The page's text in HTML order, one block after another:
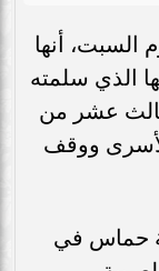
السبت، أنها
الذي سلمته
عشر من
ووقف
حماس في